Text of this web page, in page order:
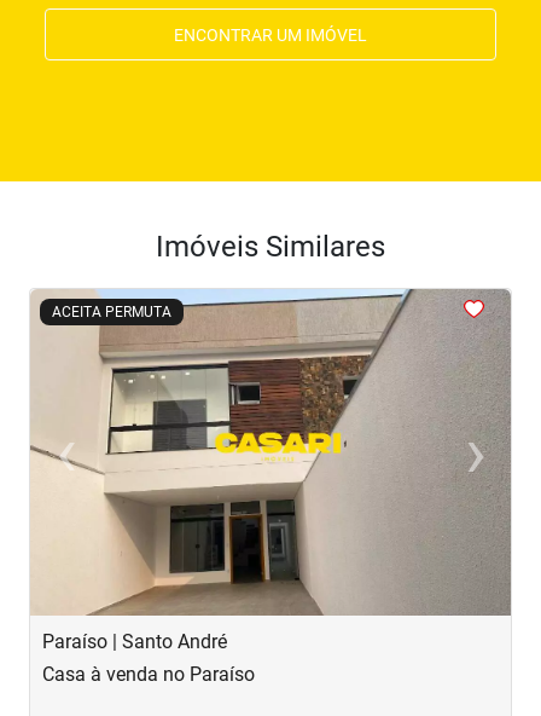
ENCONTRAR UM IMÓVEL
Imóveis Similares
ACEITA PERMUTA
<<<<
‹Previous ›Next
Paraíso | Santo André
Casa à venda no Paraíso